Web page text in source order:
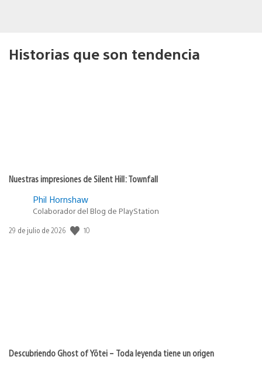
Historias que son tendencia
Nuestras impresiones de Silent Hill: Townfall
Phil Hornshaw
Colaborador del Blog de PlayStation
Fecha
29 de julio de 2026 10
Descubriendo Ghost of Yōtei – Toda leyenda tiene un origen